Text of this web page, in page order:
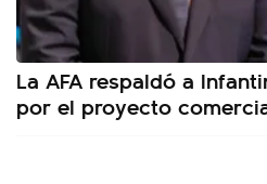
La AFA respaldó a
por el proyecto